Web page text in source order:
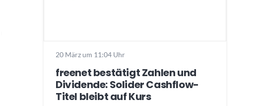
20 März um 11:04 Uhr
freenet bestätigt Zahlen und
Dividende: Solider Cashflow-
Titel bleibt auf Kurs